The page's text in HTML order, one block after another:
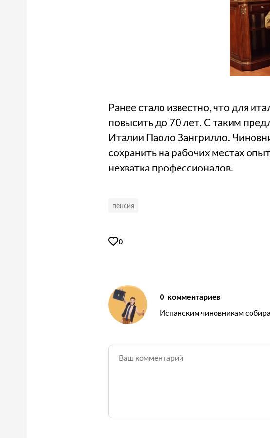
Ранее стало известно, что для
повысить до 70 лет. С таким
Италии Паоло Зангрилло.
сохранить на рабочих местах
нехватка профессионалов.
пенсия
0
0 комментариев
Испанским чиновникам